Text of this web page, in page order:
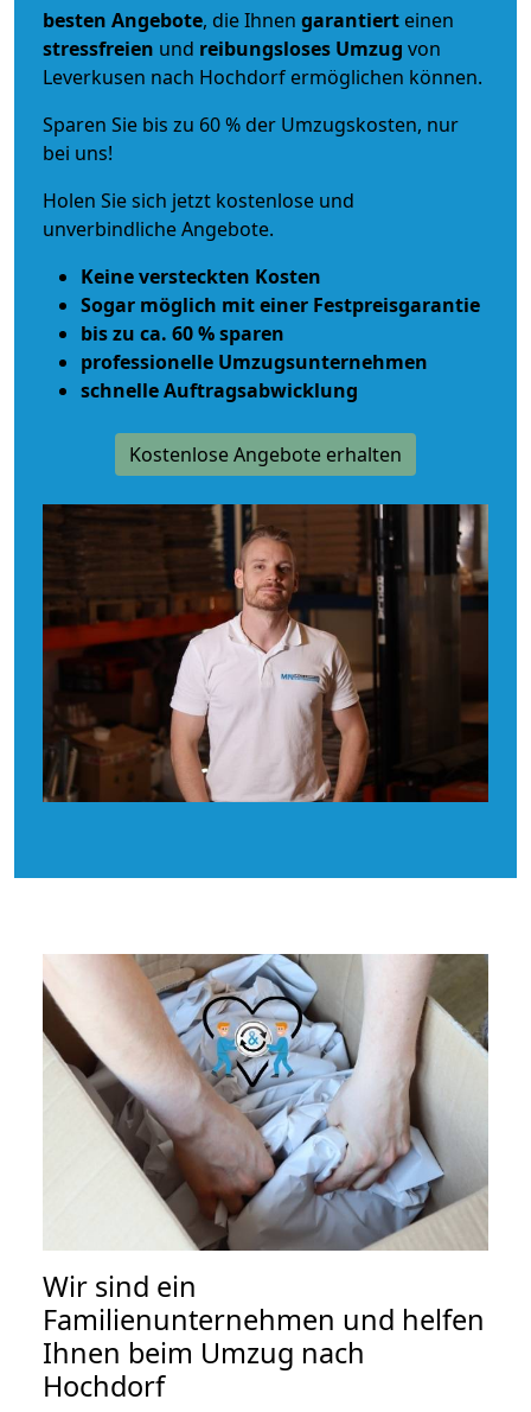
besten Angebote, die Ihnen garantiert einen
stressfreien und reibungsloses Umzug von
Leverkusen nach Hochdorf ermöglichen können.
Sparen Sie bis zu 60 % der Umzugskosten, nur
bei uns!
Holen Sie sich jetzt kostenlose und
unverbindliche Angebote.
Keine versteckten Kosten
Sogar möglich mit einer Festpreisgarantie
bis zu ca. 60 % sparen
professionelle Umzugsunternehmen
schnelle Auftragsabwicklung
Kostenlose Angebote erhalten
Wir sind ein
Familienunternehmen und helfen
Ihnen beim Umzug nach
Hochdorf